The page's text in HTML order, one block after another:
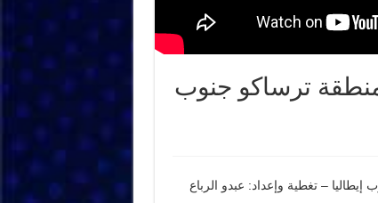
ترساكو جنوب
– تغطية وإعداد: عبدو الرباع